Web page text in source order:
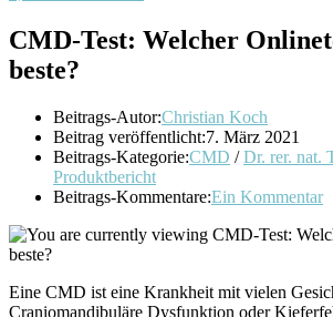
CMD-Test: Welcher
beste?
Beitrags-Autor:Christian Koch
Beitrag veröffentlicht:7. März 2021
Beitrags-Kategorie:CMD / Dr. rer. nat.
Produktbericht
Beitrags-Kommentare:Ein Kommentar
Eine CMD ist eine Krankheit mit vielen
Craniomandibuläre Dysfunktion oder